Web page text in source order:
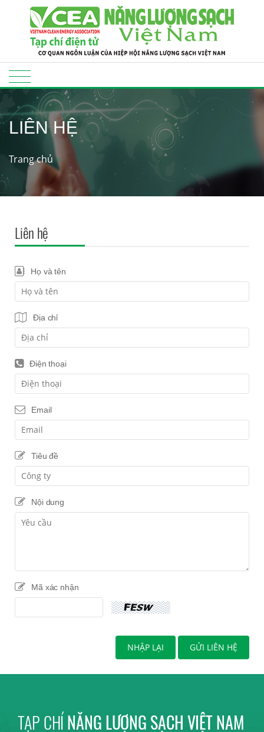
LIÊN HỆ
Trang chủ
Liên hệ
Họ và tên
Địa chỉ
Điện thoại
Email
Tiêu đề
Nội dung
Mã xác nhận
TẠP CHÍNĂNG LƯỢNG SẠCH VIỆT NAM